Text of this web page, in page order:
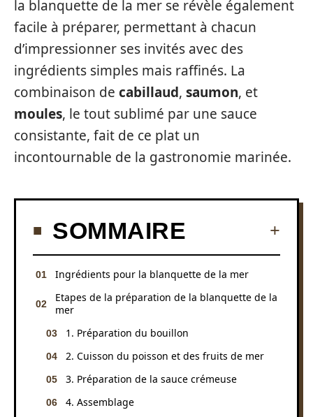
la blanquette de la mer se révèle également
facile à préparer, permettant à chacun
d’impressionner ses invités avec des
ingrédients simples mais raffinés. La
combinaison de cabillaud, saumon, et
moules, le tout sublimé par une sauce
consistante, fait de ce plat un
incontournable de la gastronomie marinée.
SOMMAIRE
Ingrédients pour la blanquette de la mer
Etapes de la préparation de la blanquette de la
mer
1. Préparation du bouillon
2. Cuisson du poisson et des fruits de mer
3. Préparation de la sauce crémeuse
4. Assemblage